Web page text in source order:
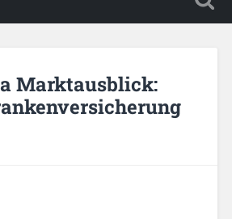
Marktausblick: